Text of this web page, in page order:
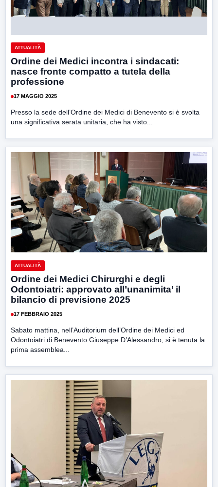
ATTUALITÀ
Ordine dei Medici incontra i sindacati:
nasce fronte compatto a tutela della
professione
17 MAGGIO 2025
Presso la sede dell’Ordine dei Medici di Benevento si è svolta
una significativa serata unitaria, che ha visto...
ATTUALITÀ
Ordine dei Medici Chirurghi e degli
Odontoiatri: approvato all’unanimita’ il
bilancio di previsione 2025
17 FEBBRAIO 2025
Sabato mattina, nell’Auditorium dell’Ordine dei Medici ed
Odontoiatri di Benevento Giuseppe D’Alessandro, si è tenuta la
prima assemblea...